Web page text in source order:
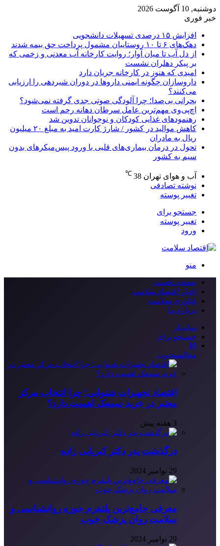
دوشنبه, 10 آگوست 2026
خبر فوری
افزایش ۱۵ درصدی تسهیلات دانشجویی
دهک‌های ۶ تا ۱۰ روستاییان مشمول پرداخت حق بیمه شدند
از دل آب تا میان آوار؛ روایت کارخانه آب معدنی و زخمی که
بر پیکر دهلران نشست
امیدی که هنوز در کارخانه جریان دارد
داروسازان چگونه ایمنی داروها در دوران شیردهی را ارزیابی
می‌کنند؟
بحرانی بی‌صدا؛ چرا آلودگی صوتی جدی گرفته نمی‌شود؟
اچ‌پی‌وی مهم‌ترین عامل سرطان دهانه رحم است
رهنمودهای غذایی کودکان و نوجوانان تدوین شد
کاهش موالید در کشور / شارژ کارت امید به مبلغ ۲۰ میلیون
ریال به مادران
تحول در درمان بیماری‌های قلبی با ورود پیس‌میکرهای بدون
سیم به کشور
آب و هوای تهران 38
℃
نوشته تصادفی
تغییر پوسته
جستجو برای
تغییر پوسته
ورود
منو
صفحه نخست
اخبار اقتصاد سلامت
فناوری سلامت
درباره ما
سایدبار
جستجو برای
10
مقالهمحبوب
اقتصاد تجهیزات شنوایی؛ چرا انتخاب مرکز
معتبر در خرید سمعک اهمیت دارد؟
3 هفته پیش
درگذشت پدر دکتر کبریایی زاده
29 نوامبر 2024
معرفی جامع‌ترین پلتفرم حوزه روانشناسی و
سلامت روان پزشک خوب
29 نوامبر 2024